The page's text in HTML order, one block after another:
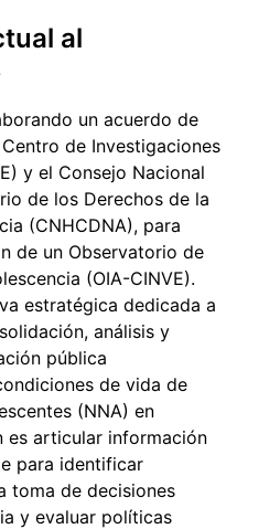
al
un acuerdo de
de Investigaciones
y el Consejo Nacional
de los Derechos de la
(CNHCDNA), para
de un Observatorio de
(OIA-CINVE).
estratégica dedicada a
análisis y
pública
de vida de
(NNA) en
es articular información
para identificar
toma de decisiones
y evaluar políticas